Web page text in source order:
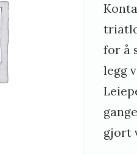
for å
legg
gjort